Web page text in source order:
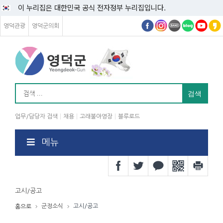
이 누리집은 대한민국 공식 전자정부 누리집입니다.
영덕관광 영덕군의회
업무/담당자 검색 채용 고래불야영장 블루로드
메뉴
고시/공고
홈으로 군정소식 고시/공고